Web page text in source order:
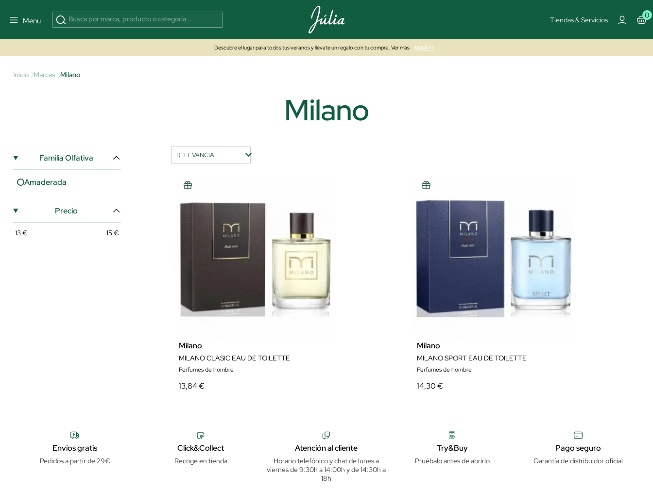
Menu Tiendas & Servicios
0
Descubre el lugar para todos tus veranos y llévate un regalo con tu compra. Ver más AQUÍ >>
Inicio Marcas Milano
Milano
Familia Olfativa
Amaderada
Precio
13€ 15€
Milano
MILANO CLASIC EAU DE TOILETTE
Perfumes de hombre
13,84 €
Milano
MILANO SPORT EAU DE TOILETTE
Perfumes de hombre
14,30 €
Envíos gratis
Pedidos a partir de 29€
Click&Collect
Recoge en tienda
Atención al cliente
Horario telefónico y chat de lunes a
viernes de 9:30h a 14:00h y de 14:30h a
18h
Try&Buy
Pruébalo antes de abrirlo
Pago seguro
Garantía de distribuidor oficial